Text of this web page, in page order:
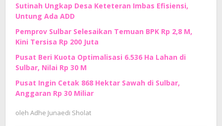
Sutinah Ungkap Desa Keteteran Imbas Efisiensi,
Untung Ada ADD
Pemprov Sulbar Selesaikan Temuan BPK Rp 2,8 M,
Kini Tersisa Rp 200 Juta
Pusat Beri Kuota Optimalisasi 6.536 Ha Lahan di
Sulbar, Nilai Rp 30 M
Pusat Ingin Cetak 868 Hektar Sawah di Sulbar,
Anggaran Rp 30 Miliar
oleh Adhe Junaedi Sholat